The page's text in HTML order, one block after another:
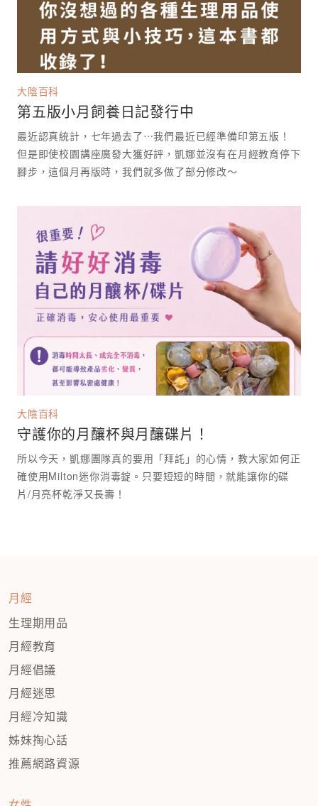
大陰百科
第五版小月飼養日記發行中
最近認真統計，七年過去了⋯我們最近已經準備印第五版！
但是即使校園講座廣發大獲好評，凱娜並沒有在月經教育停下
腳步，這個月再版時，我們就多做了部分修改～
大陰百科
守護你的月釀杯與月釀碟片！
所以今天，凱娜團隊真的要用「拜託」的心情，教大家如何正
確使用Milton迷你消毒錠。只要短短的時間，就能讓你的碟
月經
生理期用品
月經教育
月經倡議
月經迷思
月經冷知識
姊妹掏心話
推薦網路資源